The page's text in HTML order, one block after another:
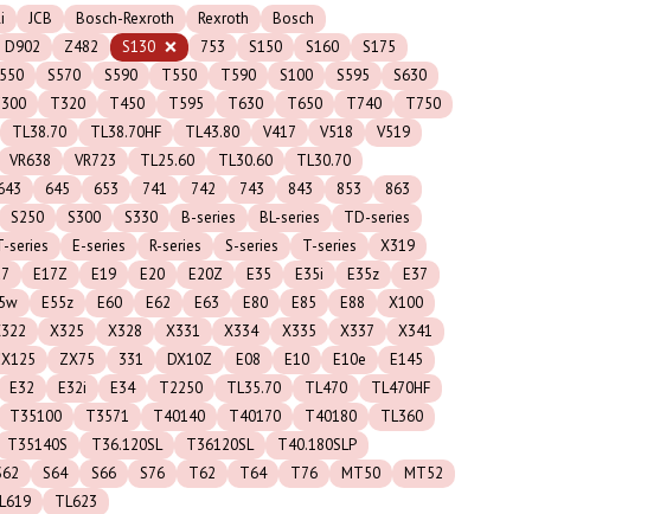
JCB Bosch-Rexroth Rexroth
Bosch
D902 Z482 S130 753 S150 S160
S175
S570 S590 T550 T590 S100 S595
S630
T320 T450 T595 T630 T650 T740
T750
TL38.70 TL38.70HF TL43.80 V417 V518
V519
VR638 VR723 TL25.60 TL30.60
TL30.70
645 653 741 742 743 843 853
863
S250 S300 S330 B-series BL-series
TD-series
series E-series R-series S-series T-series
X319
E17Z E19 E20 E20Z E35 E35i E35z
E37
E55z E60 E62 E63 E80 E85 E88
X100
X325 X328 X331 X334 X335 X337
X341
ZX75 331 DX10Z E08 E10 E10e
E145
E32 E32i E34 T2250 TL35.70 TL470
TL470HF
T35100 T3571 T40140 T40170 T40180
TL360
T35140S T36.120SL T36120SL
T40.180SLP
S64 S66 S76 T62 T64 T76 MT50
MT52
TL623